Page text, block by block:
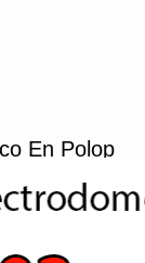
En Polop